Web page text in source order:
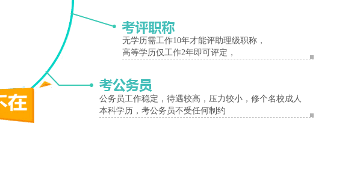
无学历需工作10年才能评助理级职称，
高等学历仅工作2年即可评定，
公务员工作稳定，待遇较高，压力较小，修个名校成人
本科学历，考公务员不受任何制约